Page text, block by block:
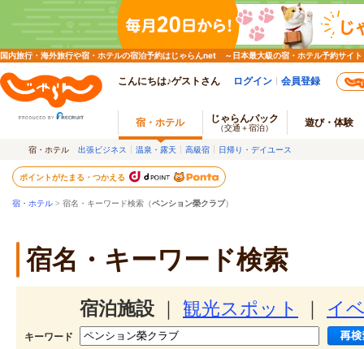
国内旅行・海外旅行や宿・ホテルの宿泊予約はじゃらんnet ～日本最大級の宿・ホテル予約サイト
こんにちは♪ゲストさん ログイン 会員登録
宿・ホテル じゃらんパック
（交通＋宿泊） 遊び・体験
宿・ホテル 出張ビジネス 温泉・露天 高級宿 日帰り・デイユース
ポイントがたまる・つかえる
宿・ホテル > 宿名・キーワード検索（ペンション榮クラブ）
宿名・キーワード検索
宿泊施設 観光スポット イ
キーワード